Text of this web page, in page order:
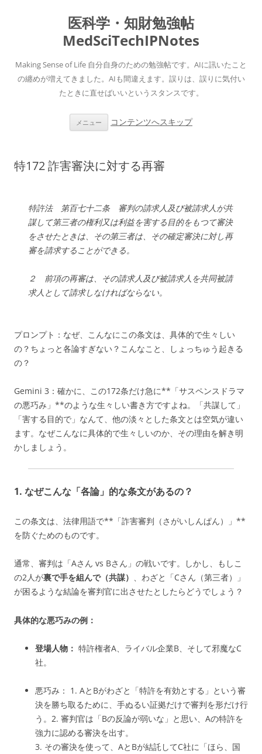
医科学・知財勉強帖
MedSciTechIPNotes
Making Sense of Life 自分自身のための勉強帖です。AIに訊いたこと
の纏めが増えてきました。AIも間違えます。誤りは、誤りに気付い
たときに直せばいいというスタンスです。
メニュー コンテンツへスキップ
特172 詐害審決に対する再審
特許法 第百七十二条 審判の請求人及び被請求人が共
謀して第三者の権利又は利益を害する目的をもつて審決
をさせたときは、その第三者は、その確定審決に対し再
審を請求することができる。
２ 前項の再審は、その請求人及び被請求人を共同被請
求人として請求しなければならない。
プロンプト：なぜ、こんなにこの条文は、具体的で生々しい
の？ちょっと各論すぎない？こんなこと、しょっちゅう起きる
の？
Gemini 3： 確かに、この172条だけ急に**「サスペンスドラマ
の悪巧み」**のような生々しい書き方ですよね。「共謀して」
「害する目的で」なんて、他の淡々とした条文とは空気が違い
ます。 なぜこんなに具体的で生々しいのか、その理由を解き明
かしましょう。
1. なぜこんな「各論」的な条文があるの？
この条文は、法律用語で**「詐害審判（さがいしんぱん）」**
を防ぐためのものです。
通常、審判は「Aさん vs Bさん」の戦いです。しかし、もしこ
の2人が裏で手を組んで（共謀） 、わざと「Cさん（第三者）」
が困るような結論を審判官に出させたとしたらどうでしょう？
具体的な悪巧みの例：
登場人物： 特許権者A、ライバル企業B、そして邪魔なC
社。
悪巧み： 1. AとBがわざと「特許を有効とする」という審
決を勝ち取るために、手ぬるい証拠だけで審判を形だけ行
う。2. 審判官は「Bの反論が弱いな」と思い、Aの特許を
強力に認める審決を出す。
3. その審決を使って、AとBが結託してC社に「ほら、国